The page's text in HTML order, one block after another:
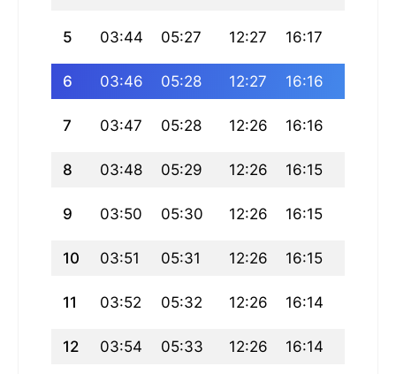
5 03:44 05:27 12:27 16:17
6 03:46 05:28 12:27 16:16
7 03:47 05:28 12:26 16:16
8 03:48 05:29 12:26 16:15
9 03:50 05:30 12:26 16:15
10 03:51 05:31 12:26 16:15
11 03:52 05:32 12:26 16:14
12 03:54 05:33 12:26 16:14